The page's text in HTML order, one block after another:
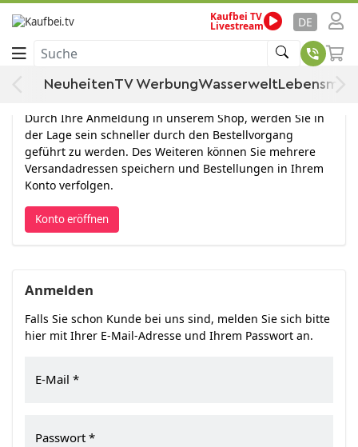
Kaufbei TV
Livestream DE
Suche
NeuheitenTV WerbungWasserwelt
Anmelden
Konto eröffnen
Durch Ihre Anmeldung in unserem Shop, werden Sie in
der Lage sein schneller durch den Bestellvorgang
geführt zu werden. Des Weiteren können Sie mehrere
Versandadressen speichern und Bestellungen in Ihrem
Konto verfolgen.
Konto eröffnen
Anmelden
Falls Sie schon Kunde bei uns sind, melden Sie sich bitte
hier mit Ihrer E-Mail-Adresse und Ihrem Passwort an.
E-Mail
Passwort